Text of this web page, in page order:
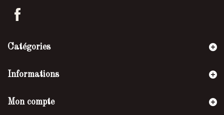
Catégories
Informations
Mon compte